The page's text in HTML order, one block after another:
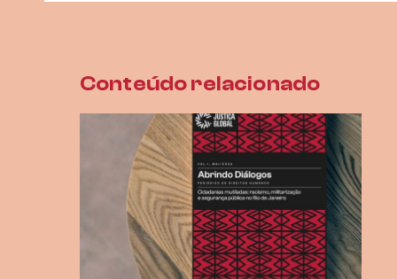
Conteúdo relacionado